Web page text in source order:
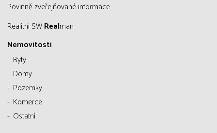
Povinně zveřejňované informace
Realitní SWRealman
Nemovitosti
Byty
Domy
Pozemky
Komerce
Ostatní